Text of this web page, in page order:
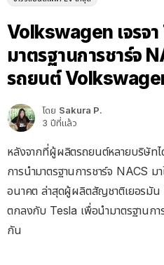
Volkswagen เจรจ
มาตรฐานการชาร์จ
รถยนต์
โดย Sakura P.
3 ปีที่แล้ว
หลังจากที่ผู้ผลิตรถยนต์หลายบริษัท
การนำมาตรฐานการชาร์จ NACS
อนาคต ล่าสุดผู้ผลิตสัญชาติเยอรมั
ตกลงกับ Tesla เพื่อนำมาตรฐานกา
กัน